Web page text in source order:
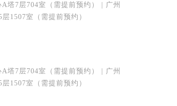
塔7层704室（需提前预约） | 广州
1507室（需提前预约）
塔7层704室（需提前预约） | 广州
1507室（需提前预约）